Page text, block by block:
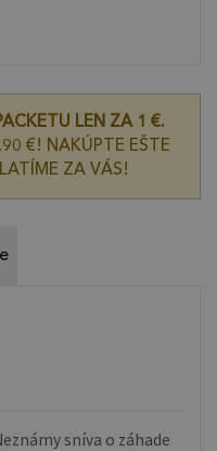
LEN ZA 1 €.
€! NAKÚPTE EŠTE
ZA VÁS!
sníva o záhade